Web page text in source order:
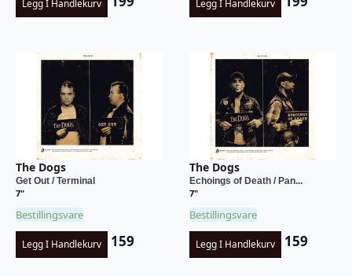
Legg I Handlekurv Legg I Handlekurv
The Dogs
Get Out / Terminal
7"
Bestillingsvare
Legg I Handlekurv 159
The Dogs
Echoings of Death / Pan...
7"
Bestillingsvare
Legg I Handlekurv 159